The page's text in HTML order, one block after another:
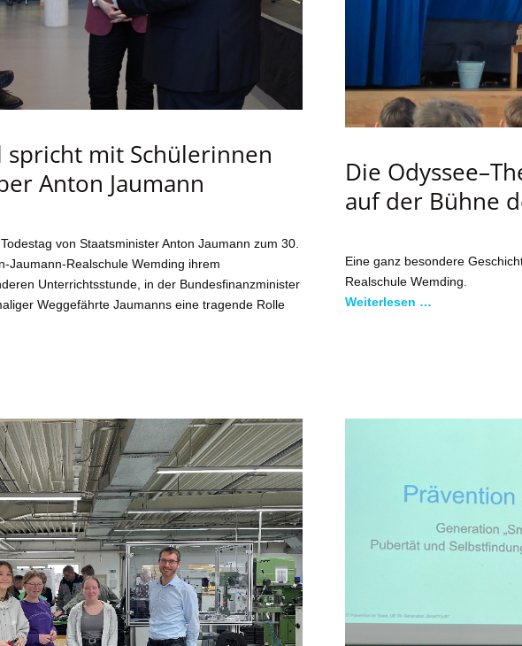
spricht mit Schülerinnen
Anton Jaumann
von Staatsminister Anton Jaumann zum 30.
Jaumann-Realschule Wemding ihrem
Unterrichtsstunde, in der Bundesfinanzminister
Weggefährte Jaumanns eine tragende Rolle
Die
auf der Bühne
Eine ganz besondere
Realschule Wemding.
Weiterlesen …